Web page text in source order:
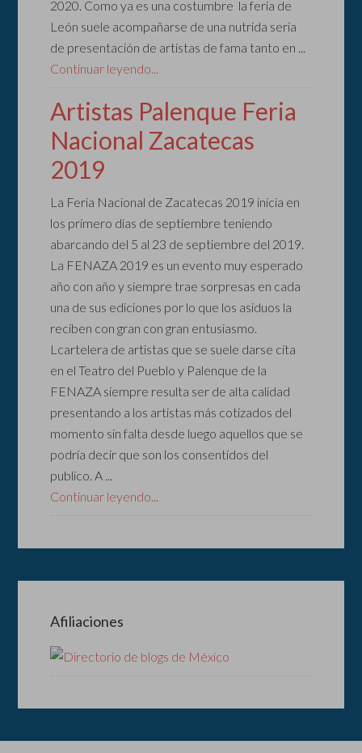
2020. Como ya es una costumbre la feria de
León suele acompañarse de una nutrida seria
de presentación de artistas de fama tanto en ...
Continuar leyendo...
Artistas Palenque Feria
Nacional Zacatecas
2019
La Feria Nacional de Zacatecas 2019 inicia en
los primero días de septiembre teniendo
abarcando del 5 al 23 de septiembre del 2019.
La FENAZA 2019 es un evento muy esperado
año con año y siempre trae sorpresas en cada
una de sus ediciones por lo que los asiduos la
reciben con gran con gran entusiasmo.
Lcartelera de artistas que se suele darse cita
en el Teatro del Pueblo y Palenque de la
FENAZA siempre resulta ser de alta calidad
presentando a los artistas más cotizados del
momento sin falta desde luego aquellos que se
podría decir que son los consentidos del
publico. A ...
Continuar leyendo...
Afiliaciones